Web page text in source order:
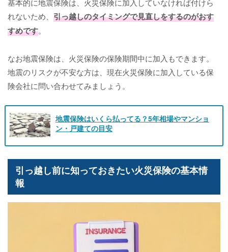
基本的に地震保険は、火災保険に加入していなければ付けら
れないため、 引っ越しのタイミングで見直しをするのがおす
すめです。
なお地震保険は、火災保険の保険期間中に加入もできます。
地震のリスクが不安な方は、現在火災保険に加入している保
険会社に問い合わせてみましょう。
地震保険はいくら払ってる？5年相場やマンショ
ン・戸建ての目安
引っ越し前に知っておきたい火災保険の基本情
報